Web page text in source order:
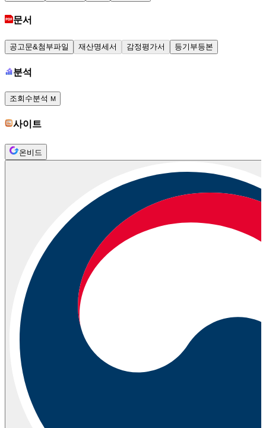
문서
공고문&첨부파일 재산명세서 감정평가서 등기부등본
분석
조회수분석 M
사이트
온비드